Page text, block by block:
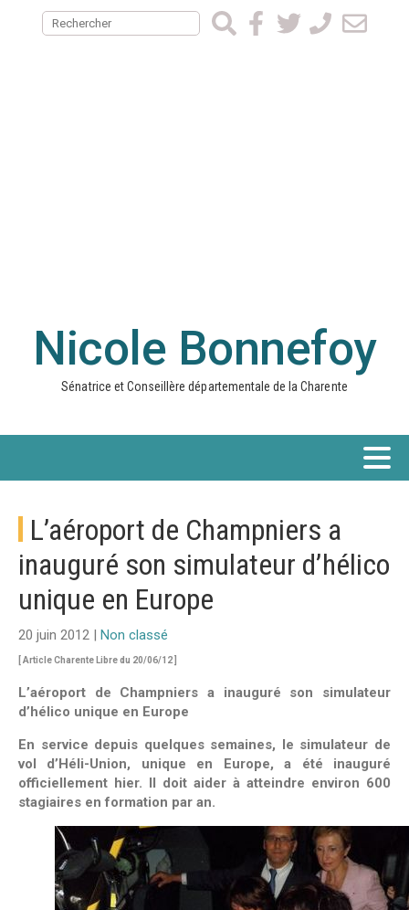
Nicole Bonnefoy
Sénatrice et Conseillère départementale de la Charente
L’aéroport de Champniers a
inauguré son simulateur d’hélico
unique en Europe
20 juin 2012 | Non classé
[ Article Charente Libre du 20/06/12 ]
L’aéroport de Champniers a inauguré son simulateur
d’hélico unique en Europe
En service depuis quelques semaines, le simulateur de
vol d’Héli-Union, unique en Europe, a été inauguré
officiellement hier. Il doit aider à atteindre environ 600
stagiaires en formation par an.